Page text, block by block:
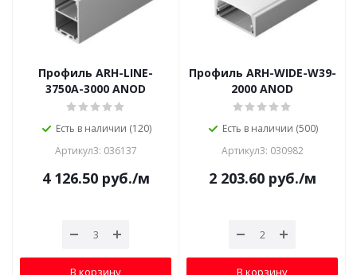
Профиль ARH-LINE-
3750A-3000 ANOD
Есть в наличии (120)
Артикул3: 036137
4 126.50руб./м
В корзину
Профиль ARH-WIDE-W39-
2000 ANOD
Есть в наличии (500)
Артикул3: 030982
2 203.60руб./м
В корзину